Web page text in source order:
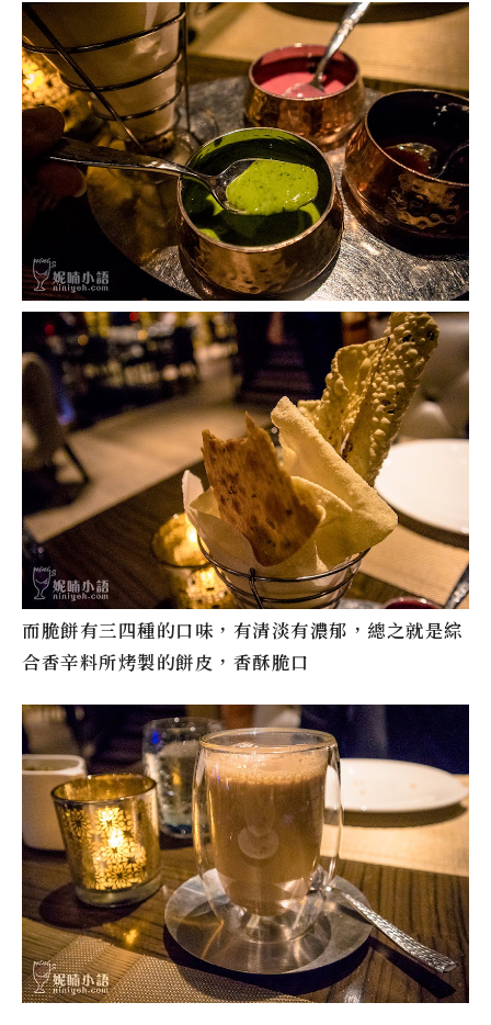
而脆餅有三四種的口味，有清淡有濃郁，總之就是綜
合香辛料所烤製的餅皮，香酥脆口